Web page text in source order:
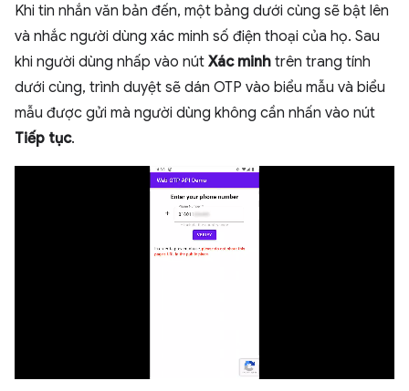
Khi tin nhắn văn bản đến, một bảng dưới cùng sẽ bật lên
và nhắc người dùng xác minh số điện thoại của họ. Sau
khi người dùng nhấp vào nút Xác minh trên trang tính
dưới cùng, trình duyệt sẽ dán OTP vào biểu mẫu và biểu
mẫu được gửi mà người dùng không cần nhấn vào nút
Tiếp tục.